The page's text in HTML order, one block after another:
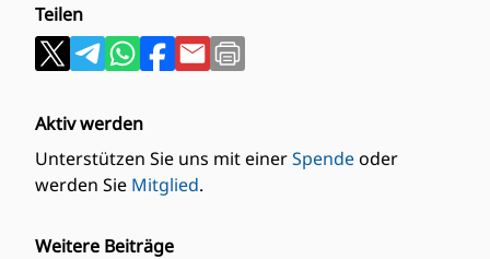
Teilen
Aktiv werden
Unterstützen Sie uns mit einerSpendeoder
werden Sie Mitglied.